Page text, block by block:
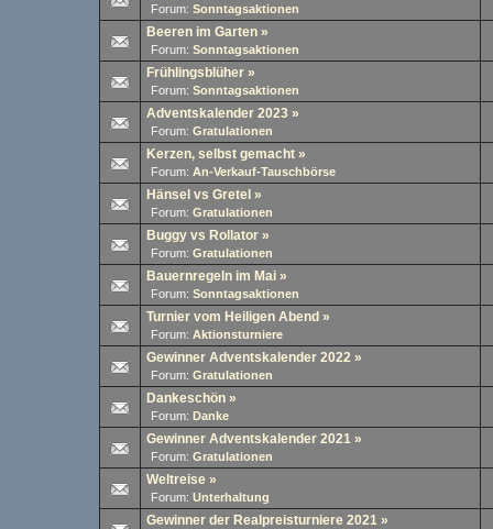
Forum: Sonntagsaktionen
Beeren im Garten »
Forum: Sonntagsaktionen
Frühlingsblüher »
Forum: Sonntagsaktionen
Adventskalender 2023 »
Forum: Gratulationen
Kerzen, selbst gemacht »
Forum: An-Verkauf-Tauschbörse
Hänsel vs Gretel »
Forum: Gratulationen
Buggy vs Rollator »
Forum: Gratulationen
Bauernregeln im Mai »
Forum: Sonntagsaktionen
Turnier vom Heiligen Abend »
Forum: Aktionsturniere
Gewinner Adventskalender 2022 »
Forum: Gratulationen
Dankeschön »
Forum: Danke
Gewinner Adventskalender 2021 »
Forum: Gratulationen
Weltreise »
Forum: Unterhaltung
Gewinner der Realpreisturniere 2021 »